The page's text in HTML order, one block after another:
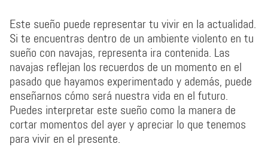
Este sueño puede representar tu vivir en la actualidad.
Si te encuentras dentro de un ambiente violento en tu
sueño con navajas, representa ira contenida. Las
navajas reflejan los recuerdos de un momento en el
pasado que hayamos experimentado y además, puede
enseñarnos cómo será nuestra vida en el futuro.
Puedes interpretar este sueño como la manera de
cortar momentos del ayer y apreciar lo que tenemos
para vivir en el presente.